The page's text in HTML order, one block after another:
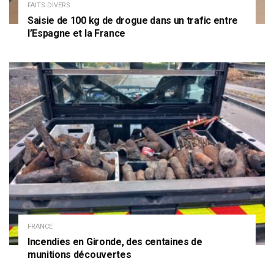
FAITS DIVERS
Saisie de 100 kg de drogue dans un trafic entre
l’Espagne et la France
FRANCE
Incendies en Gironde, des centaines de
munitions découvertes